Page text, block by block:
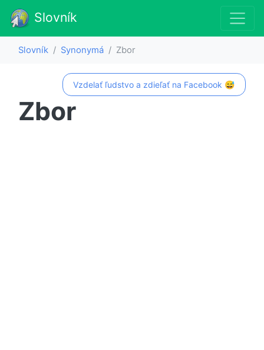
Slovník
Slovník Synonymá Zbor
Vzdelať ľudstvo a zdieľať na Facebook 😅
Zbor